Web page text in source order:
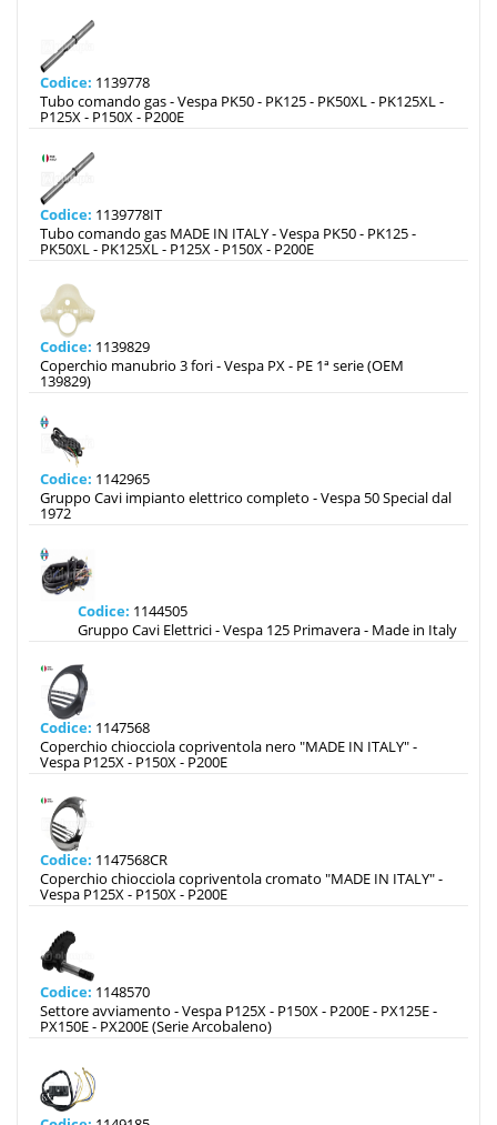
Codice: 1139778
Tubo comando gas - Vespa PK50 - PK125 - PK50XL - PK125XL -
P125X - P150X - P200E
Codice: 1139778IT
Tubo comando gas MADE IN ITALY - Vespa PK50 - PK125 -
PK50XL - PK125XL - P125X - P150X - P200E
Codice: 1139829
Coperchio manubrio 3 fori - Vespa PX - PE 1ª serie (OEM
139829)
Codice: 1142965
Gruppo Cavi impianto elettrico completo - Vespa 50 Special dal
1972
Codice: 1144505
Gruppo Cavi Elettrici - Vespa 125 Primavera - Made in Italy
Codice: 1147568
Coperchio chiocciola copriventola nero "MADE IN ITALY" -
Vespa P125X - P150X - P200E
Codice: 1147568CR
Coperchio chiocciola copriventola cromato "MADE IN ITALY" -
Vespa P125X - P150X - P200E
Codice: 1148570
Settore avviamento - Vespa P125X - P150X - P200E - PX125E -
PX150E - PX200E (Serie Arcobaleno)